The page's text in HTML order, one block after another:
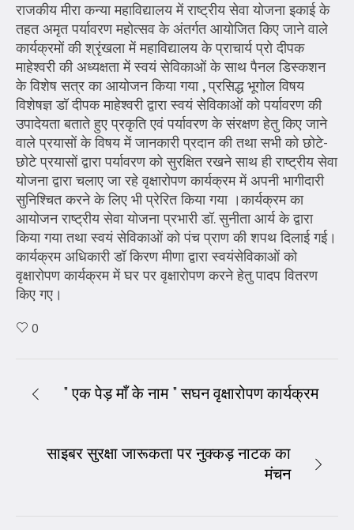
राजकीय मीरा कन्या महाविद्यालय में राष्ट्रीय सेवा योजना इकाई के
तहत अमृत पर्यावरण महोत्सव के अंतर्गत आयोजित किए जाने वाले
कार्यक्रमों की श्रृंखला में महाविद्यालय के प्राचार्य प्रो दीपक
माहेश्वरी की अध्यक्षता में स्वयं सेविकाओं के साथ पैनल डिस्कशन
के विशेष सत्र का आयोजन किया गया , प्रसिद्ध भूगोल विषय
विशेषज्ञ डॉ दीपक माहेश्वरी द्वारा स्वयं सेविकाओं को पर्यावरण की
उपादेयता बताते हुए प्रकृति एवं पर्यावरण के संरक्षण हेतु किए जाने
वाले प्रयासों के विषय में जानकारी प्रदान की तथा सभी को छोटे-
छोटे प्रयासों द्वारा पर्यावरण को सुरक्षित रखने साथ ही राष्ट्रीय सेवा
योजना द्वारा चलाए जा रहे वृक्षारोपण कार्यक्रम में अपनी भागीदारी
सुनिश्चित करने के लिए भी प्रेरित किया गया ।कार्यक्रम का
आयोजन राष्ट्रीय सेवा योजना प्रभारी डॉ. सुनीता आर्य के द्वारा
किया गया तथा स्वयं सेविकाओं को पंच प्राण की शपथ दिलाई गई।
कार्यक्रम अधिकारी डॉ किरण मीणा द्वारा स्वयंसेविकाओं को
वृक्षारोपण कार्यक्रम में घर पर वृक्षारोपण करने हेतु पादप वितरण
किए गए।
0
” एक पेड़ माँ के नाम ” सघन वृक्षारोपण कार्यक्रम
साइबर सुरक्षा जारूकता पर नुक्कड़ नाटक का
मंचन